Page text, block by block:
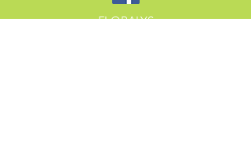
FLORALYS